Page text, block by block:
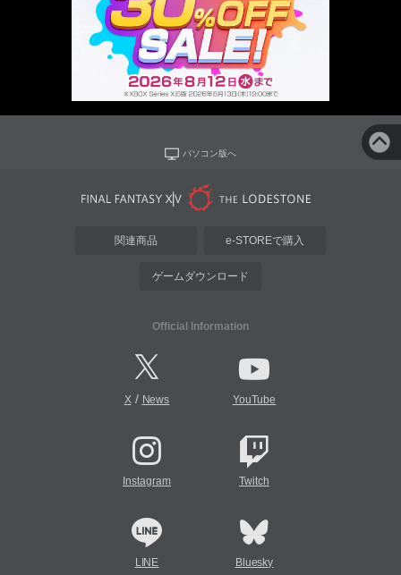
パソコン版へ
関連商品 e-STOREで購入
ゲームダウンロード
Official Information
X/ News YouTube
Instagram Twitch
LINE Bluesky